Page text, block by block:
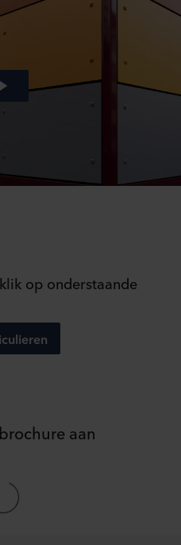
op onderstaande
aan